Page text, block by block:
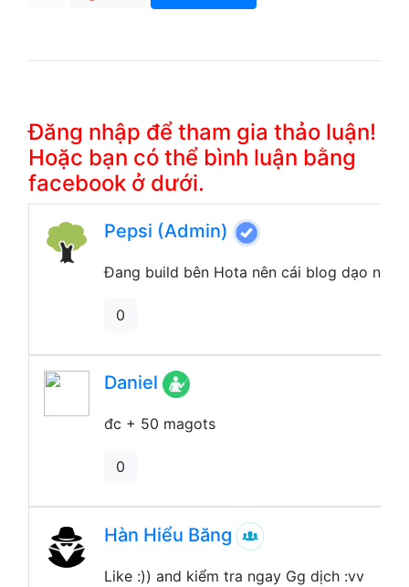
Đăng nhập để tham gia thảo luận!
Hoặc bạn có thể bình luận bằng
facebook ở dưới.
Pepsi (Admin)
Đang build bên Hota nên cái blog dạo này
0
Daniel
đc + 50 magots
0
Hàn Hiểu Băng
Like :)) and kiểm tra ngay Gg dịch :vv